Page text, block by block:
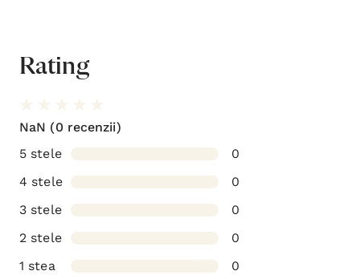
Rating
NaN (0 recenzii)
5 stele
0
4 stele
0
3 stele
0
2 stele
0
1 stea
0